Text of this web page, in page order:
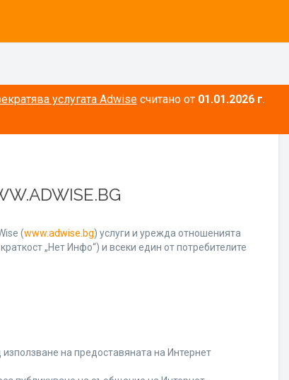
услугата Adwiseсчитано от 01.01.2026 г.
(www.adwise.bg) услуги и урежда отношенията
„Нет Инфо“) и всеки един от потребителите
на предоставяната на Интернет